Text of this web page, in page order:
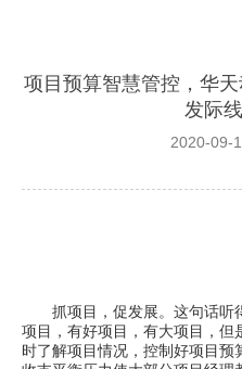
项目预算智慧管控，华
发际
2020-09-
抓项目，促发展。这句话听
项目，有好项目，有大项目，
时了解项目情况，控制好项目